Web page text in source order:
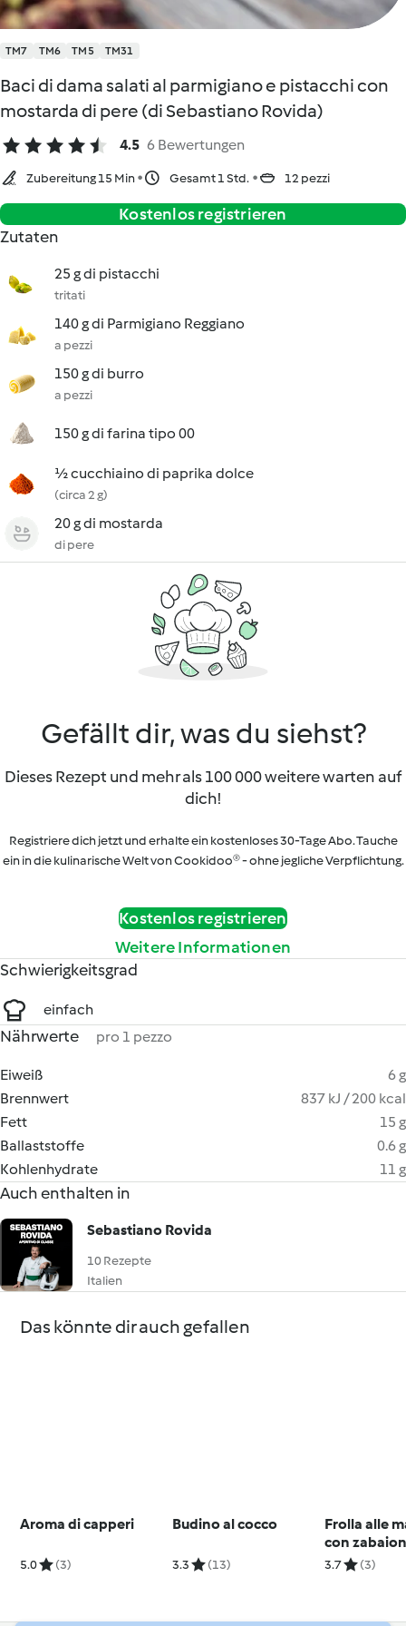
TM7 TM6 TM5 TM31
Baci di dama salati al parmigiano e pistacchi con
mostarda di pere (di Sebastiano Rovida)
4.5 6 Bewertungen
Zubereitung 15 Min Gesamt 1 Std. 12 pezzi
Kostenlos registrieren
Zutaten
25 g di pistacchi
tritati
140 g di Parmigiano Reggiano
a pezzi
150 g di burro
a pezzi
150 g di farina tipo 00
½ cucchiaino di paprika dolce
(circa 2 g)
20 g di mostarda
di pere
Gefällt dir, was du siehst?
Dieses Rezept und mehr als 100 000 weitere warten auf
dich!
Registriere dich jetzt und erhalte ein kostenloses 30-Tage Abo. Tauche
ein in die kulinarische Welt von Cookidoo® - ohne jegliche Verpflichtung.
Kostenlos registrieren
Weitere Informationen
Schwierigkeitsgrad
einfach
Nährwerte pro 1 pezzo
Eiweiß
6 g
Brennwert
837 kJ / 200 kcal
Fett
15 g
Ballaststoffe
0.6 g
Kohlenhydrate
11 g
Auch enthalten in
Sebastiano Rovida
10 Rezepte
Italien
Das könnte dir auch gefallen
Aroma di capperi
5.0 (3)
Budino al cocco
3.3 (13)
Frolla alle
con
agrumi
3.7 (3)